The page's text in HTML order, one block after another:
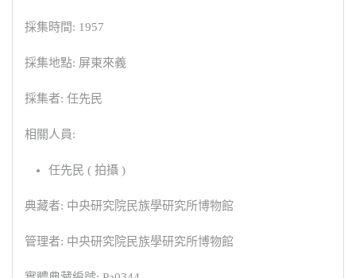
採集時間: 1957
採集地點: 屏東來義
採集者: 任先民
相關人員:
任先民 ( 拍攝 )
典藏者: 中央研究院民族學研究所博物館
管理者: 中央研究院民族學研究所博物館